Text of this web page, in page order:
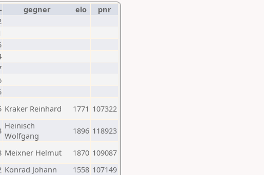
gegner elo
pnr
Kraker Reinhard 1771 107322
Heinisch
Wolfgang
1896 118923
Meixner Helmut 1870 109087
Konrad Johann 1558 107149